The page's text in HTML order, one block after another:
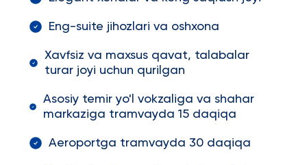
Eng-suite jihozlari va oshxona
Xavfsiz va maxsus qavat, talabalar
turar joyi uchun qurilgan
Asosiy temir yo'l vokzaliga va shahar
markaziga tramvayda 15 daqiqa
Aeroportga tramvayda 30 daqiqa